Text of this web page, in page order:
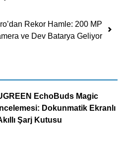
Rekor Hamle: 200 MP
ve Dev Batarya Geliyor
EchoBuds Magic
İncelemesi: Dokunmatik Ekranlı
Şarj Kutusu